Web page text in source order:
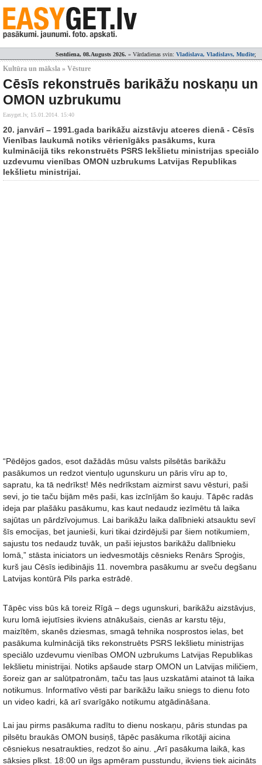
Sestdiena, 08.Augusts 2026. » Vārdadienas svin: Vladislava, Vladislavs, Mudīte;
Kultūra un māksla » Vēsture
Cēsīs rekonstruēs barikāžu noskaņu un
OMON uzbrukumu
Easyget.lv, 15.01.2014. 15:40
20. janvārī – 1991.gada barikāžu aizstāvju atceres dienā - Cēsīs
Vienības laukumā notiks vērienīgāks pasākums, kura
kulminācijā tiks rekonstruēts PSRS Iekšlietu ministrijas speciālo
uzdevumu vienības OMON uzbrukums Latvijas Republikas
Iekšlietu ministrijai.
“Pēdējos gados, esot dažādās mūsu valsts pilsētās barikāžu
pasākumos un redzot vientuļo ugunskuru un pāris vīru ap to,
sapratu, ka tā nedrīkst! Mēs nedrīkstam aizmirst savu vēsturi, paši
sevi, jo tie taču bijām mēs paši, kas izcīnījām šo kauju. Tāpēc radās
ideja par plašāku pasākumu, kas kaut nedaudz iezīmētu tā laika
sajūtas un pārdzīvojumus. Lai barikāžu laika dalībnieki atsauktu sevī
šīs emocijas, bet jaunieši, kuri tikai dzirdējuši par šiem notikumiem,
sajustu tos nedaudz tuvāk, un paši iejustos barikāžu dalībnieku
lomā,” stāsta iniciators un iedvesmotājs cēsnieks Renārs Sproģis,
kurš jau Cēsīs iedibinājis 11. novembra pasākumu ar sveču degšanu
Latvijas kontūrā Pils parka estrādē.
Tāpēc viss būs kā toreiz Rīgā – degs ugunskuri, barikāžu aizstāvjus,
kuru lomā iejutīsies ikviens atnākušais, cienās ar karstu tēju,
maizītēm, skanēs dziesmas, smagā tehnika nosprostos ielas, bet
pasākuma kulminācijā tiks rekonstruēts PSRS Iekšlietu ministrijas
speciālo uzdevumu vienības OMON uzbrukums Latvijas Republikas
Iekšlietu ministrijai. Notiks apšaude starp OMON un Latvijas miličiem,
šoreiz gan ar salūtpatronām, taču tas ļaus uzskatāmi atainot tā laika
notikumus. Informatīvo vēsti par barikāžu laiku sniegs to dienu foto
un video kadri, kā arī svarīgāko notikumu atgādināšana.
Lai jau pirms pasākuma radītu to dienu noskaņu, pāris stundas pa
pilsētu braukās OMON busiņš, tāpēc pasākuma rīkotāji aicina
cēsniekus nesatraukties, redzot šo ainu. „Arī pasākuma laikā, kas
sāksies plkst. 18:00 un ilgs apmēram pusstundu, ikviens tiek aicināts